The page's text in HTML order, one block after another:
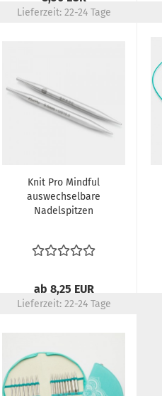
Lieferzeit: 22-24 Tage
Knit Pro Mindful
auswechselbare
Nadelspitzen
ab 8,25 EUR
Lieferzeit: 22-24 Tage